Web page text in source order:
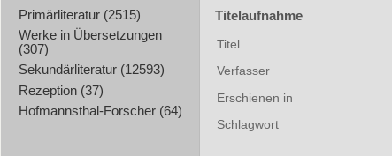
Primärliteratur (2515)
Werke in Übersetzungen
(307)
Sekundärliteratur (12593)
Rezeption (37)
Hofmannsthal-Forscher (64)
Titelaufnahme
Titel
Verfasser
Erschienen in
Schlagwort